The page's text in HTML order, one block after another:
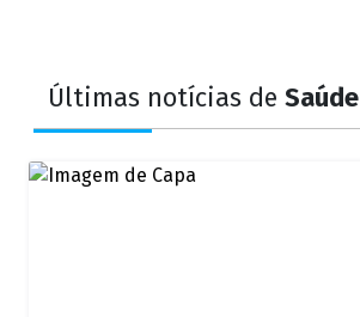
Últimas notícias de Saúde